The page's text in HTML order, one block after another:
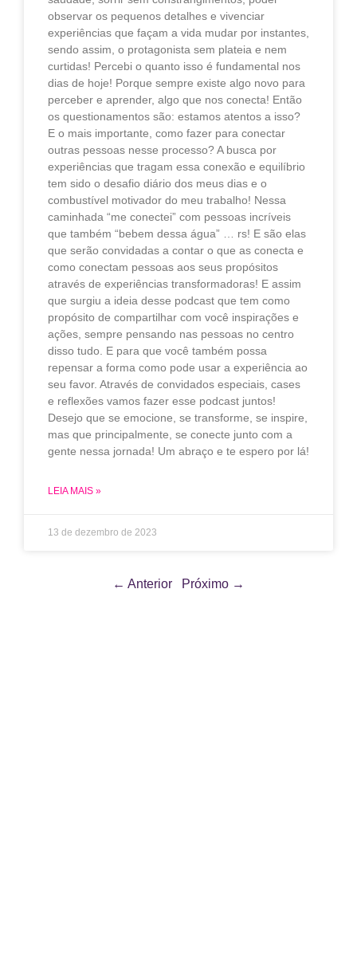
observar os pequenos detalhes e vivenciar
experiências que façam a vida mudar por instantes,
sendo assim, o protagonista sem plateia e nem
curtidas! Percebi o quanto isso é fundamental nos
dias de hoje! Porque sempre existe algo novo para
perceber e aprender, algo que nos conecta! Então
os questionamentos são: estamos atentos a isso?
E o mais importante, como fazer para conectar
outras pessoas nesse processo? A busca por
experiências que tragam essa conexão e equilíbrio
tem sido o desafio diário dos meus dias e o
combustível motivador do meu trabalho! Nessa
caminhada “me conectei” com pessoas incríveis
que também “bebem dessa água” … rs! E são elas
que serão convidadas a contar o que as conecta e
como conectam pessoas aos seus propósitos
através de experiências transformadoras! E assim
que surgiu a ideia desse podcast que tem como
propósito de compartilhar com você inspirações e
ações, sempre pensando nas pessoas no centro
disso tudo. E para que você também possa
repensar a forma como pode usar a experiência ao
seu favor. Através de convidados especiais, cases
e reflexões vamos fazer esse podcast juntos!
Desejo que se emocione, se transforme, se inspire,
mas que principalmente, se conecte junto com a
gente nessa jornada! Um abraço e te espero por lá!
LEIA MAIS »
13 de dezembro de 2023
← Anterior Próximo →